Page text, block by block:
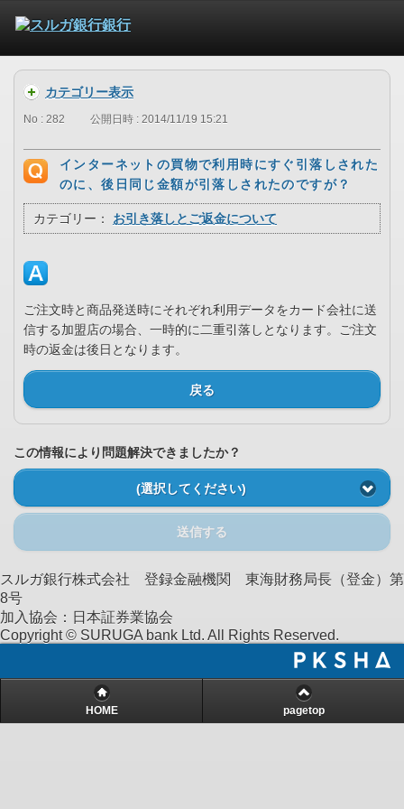
カテゴリー表示
No : 282 公開日時 : 2014/11/19 15:21
インターネットの買物で利用時にすぐ引落しされた
のに、後日同じ金額が引落しされたのですが？
カテゴリー： お引き落しとご返金について
ご注文時と商品発送時にそれぞれ利用データをカード会社に送
信する加盟店の場合、一時的に二重引落しとなります。ご注文
時の返金は後日となります。
戻る
この情報により問題解決できましたか？
(選択してください)
送信する
スルガ銀行株式会社 登録金融機関 東海財務局長（登金）第
8号
加入協会：日本証券業協会
Copyright © SURUGA bank Ltd. All Rights Reserved.
HOME pagetop